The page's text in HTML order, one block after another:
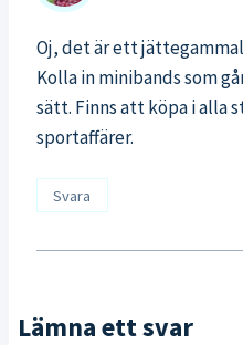
Oj, det är ett
Kolla in minibands som
sätt. Finns att köpa i alla
sportaffärer.
Svara
Lämna ett svar